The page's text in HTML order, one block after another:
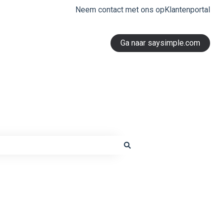
Neem contact met ons opKlantenportal
Ga naar saysimple.com